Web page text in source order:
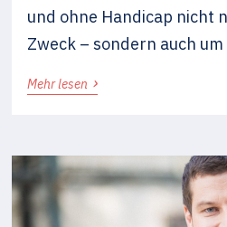
und ohne Handicap nicht
Zweck – sondern auch
Mehr lesen ›